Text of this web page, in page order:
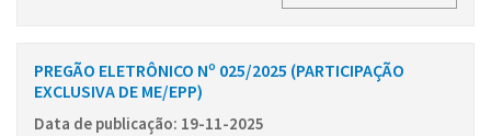
PREGÃO ELETRÔNICO Nº 025/2025 (PARTICIPAÇÃO
EXCLUSIVA DE ME/EPP)
Data de publicação: 19-11-2025